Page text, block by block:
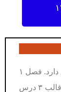
شش فصل و ۱۴ درس دارد. فصل ۱
“سلامت”، شامل دو درس است. در فصل ۲ در قالب ۳ درس